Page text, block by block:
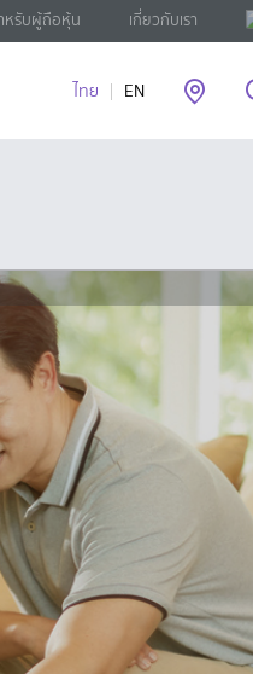
หรับผู้ถือหุ้น เกี่ยวกับเรา
ไทย EN